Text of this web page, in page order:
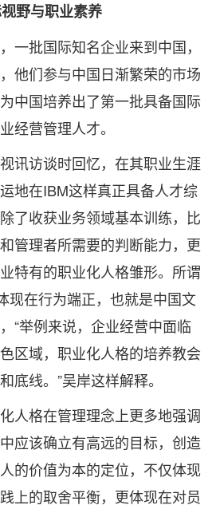
野与职业素养
一批国际知名企业来到中国，
他们参与中国日渐繁荣的市场
中国培养出了第一批具备国际
经营管理人才。
讯访谈时回忆，在其职业生涯
地在IBM这样真正具备人才综
了收获业务领域基本训练，比
管理者所需要的判断能力，更
特有的职业化人格雏形。所谓
现在行为端正，也就是中国文
“举例来说，企业经营中面临
区域，职业化人格的培养教会
底线。”吴岸这样解释。
人格在管理理念上更多地强调
应该确立有高远的目标，创造
的价值为本的定位，不仅体现
上的取舍平衡，更体现在对员